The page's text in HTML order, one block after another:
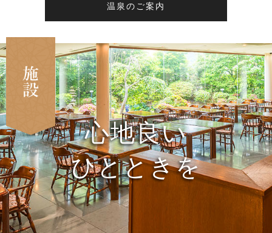
温泉のご案内
心地良い
ひとときを